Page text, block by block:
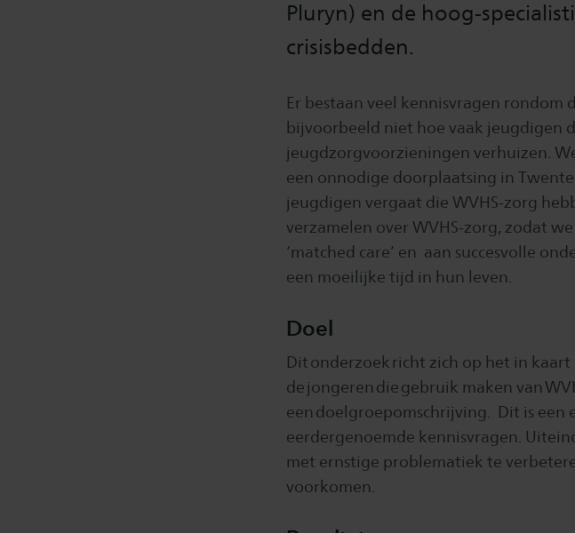
Pluryn) en de hoog-
crisisbedden.
Er bestaan veel kennisvragen rondom
bijvoorbeeld niet hoe vaak jeugdigen
jeugdzorgvoorzieningen verhuizen.
een onnodige doorplaatsing in
jeugdigen vergaat die WVHS-zorg
verzamelen over WVHS-zorg, zodat
‘matched care’ en aan succesvolle
een moeilijke tijd in hun leven.
Doel
Dit onderzoek richt zich op het in
de jongeren die gebruik maken van
een doelgroepomschrijving. Dit is een
eerdergenoemde kennisvragen.
met ernstige problematiek te
voorkomen.